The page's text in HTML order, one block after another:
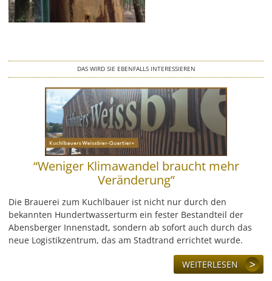
LEISTUNG
JOBS & KARRIERE
DAS WIRD SIE EBENFALLS INTERESSIEREN
“Weniger Klimawandel braucht mehr
Veränderung”
Die Brauerei zum Kuchlbauer ist nicht nur durch den
bekannten Hundertwasserturm ein fester Bestandteil der
Abensberger Innenstadt, sondern ab sofort auch durch das
neue Logistikzentrum, das am Stadtrand errichtet wurde.
WEITERLESEN